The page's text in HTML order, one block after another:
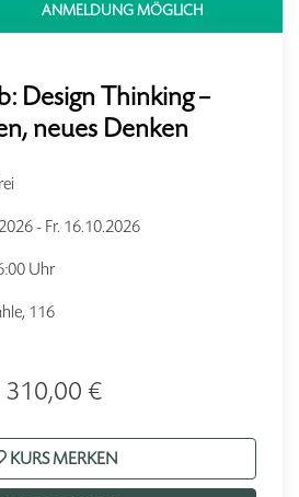
ANMELDUNG MÖGLICH
Design Thinking –
neues Denken
- Fr. 16.10.2026
Uhr
116
310,00 €
KURS MERKEN